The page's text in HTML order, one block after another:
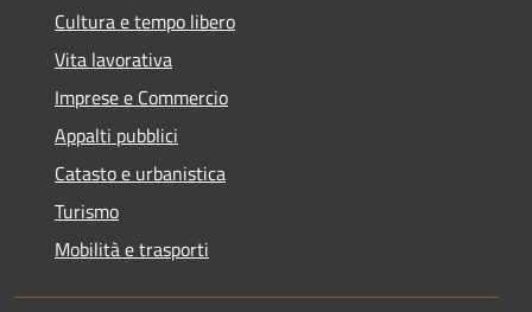
Cultura e tempo libero
Vita lavorativa
Imprese e Commercio
Appalti pubblici
Catasto e urbanistica
Turismo
Mobilità e trasporti